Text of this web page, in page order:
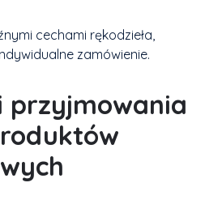
cechami rękodzieła,
zamówienie.
przyjmowania